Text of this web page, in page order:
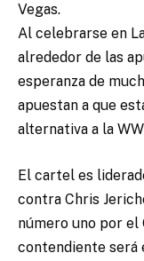
Vegas.
Al celebrarse en
alrededor de las
esperanza de
apuestan a que
alternativa a la
El cartel es
contra Chris
número uno por el
contendiente será